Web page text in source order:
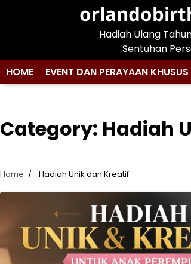
Hadiah Ulang
Sentuhan
HOME EVENT DAN PERAYAAN KHUSUS
Category: Hadiah
Home Hadiah Unik dan Kreatif